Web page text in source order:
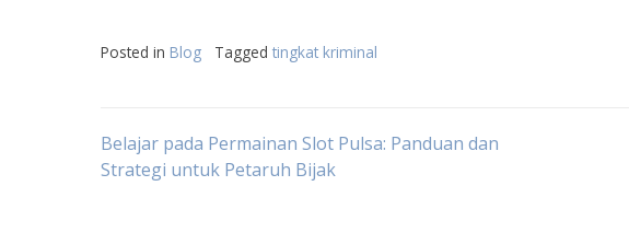
Posted in Blog Tagged tingkat kriminal
Post
Belajar pada Permainan Slot Pulsa: Panduan dan
Strategi untuk Petaruh Bijak